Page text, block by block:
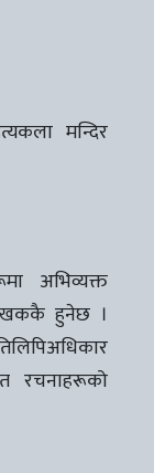
मन्दिर
अभिव्यक्त
लेखककै हुनेछ ।
रचनाहरूको